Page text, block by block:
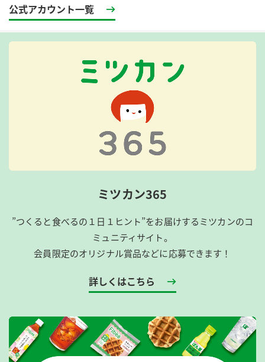
公式アカウント一覧
ミツカン365
”つくると食べるの１日１ヒント”をお届けするミツカンのコ
ミュニティサイト。
会員限定のオリジナル賞品などに応募できます！
詳しくはこちら